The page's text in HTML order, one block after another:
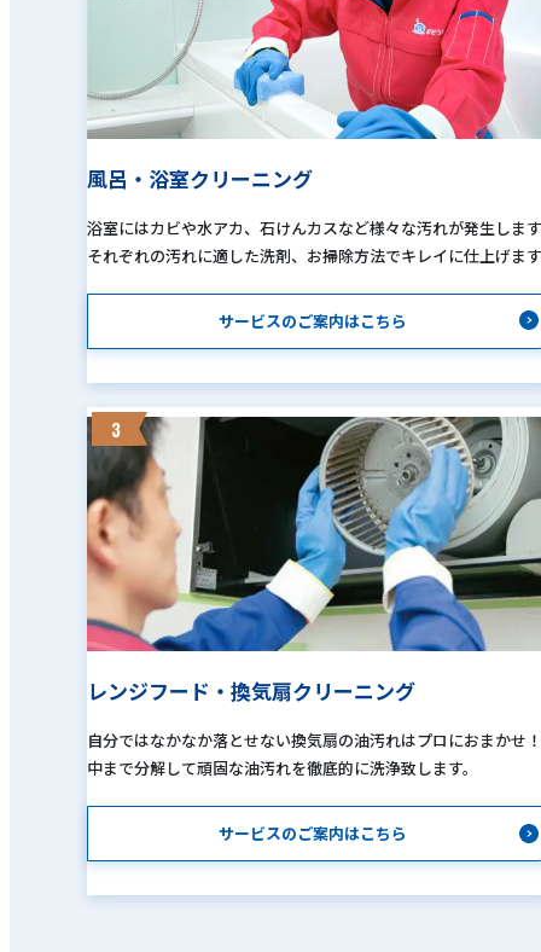
風呂・浴室クリーニング
浴室にはカビや水アカ、石けんカスなど様々な汚れが発生しま
それぞれの汚れに適した洗剤、お掃除方法でキレイに仕上げま
サービスのご案内はこちら
3
レンジフード・換気扇クリーニング
自分ではなかなか落とせない換気扇の油汚れはプロにおまかせ！
中まで分解して頑固な油汚れを徹底的に洗浄致します。
サービスのご案内はこちら